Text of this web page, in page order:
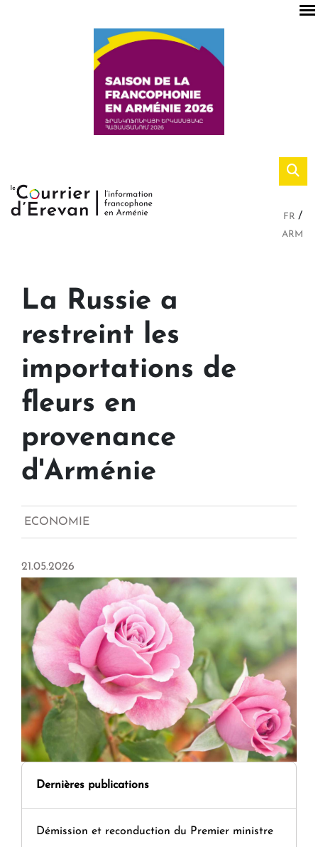
FR
ARM
La Russie a
restreint les
importations de
fleurs en
provenance
d'Arménie
ECONOMIE
21.05.2026
Dernières publications
Démission et reconduction du Premier ministre